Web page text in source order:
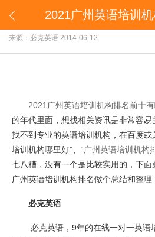
 2021广州英语培训机构排
来源：必克英语 2014-06-12
2021广州英语培训机构排名前十
的年代里面，想找相关资讯是非常容
找不到专业的英语培训机构，在百度或
培训机构哪里好”、“广州英语培训机构
七八糟，没有一个是比较实用的，下面
广州英语培训机构排名做个总结和整理
必克英语
必克英语，9年的在线一对一英语